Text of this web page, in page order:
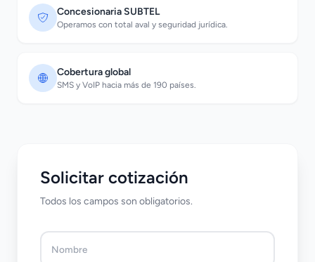
Concesionaria SUBTEL
Operamos con total aval y seguridad jurídica.
Cobertura global
SMS y VoIP hacia más de 190 países.
Solicitar cotización
Todos los campos son obligatorios.
Nombre